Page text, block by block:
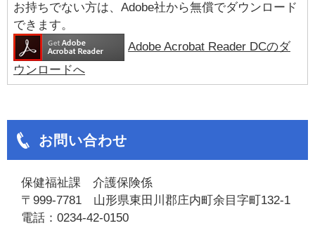
お持ちでない方は、Adobe社から無償でダウンロード
できます。
Adobe Acrobat Reader DCのダ
ウンロードへ
お問い合わせ
保健福祉課 介護保険係
〒999-7781 山形県東田川郡庄内町余目字町132-1
電話：0234-42-0150